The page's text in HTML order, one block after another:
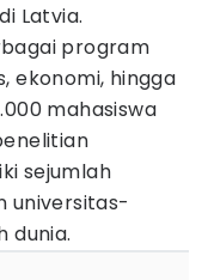
Latvia.
program
ekonomi, hingga
mahasiswa
sejumlah
universitas-
dunia.